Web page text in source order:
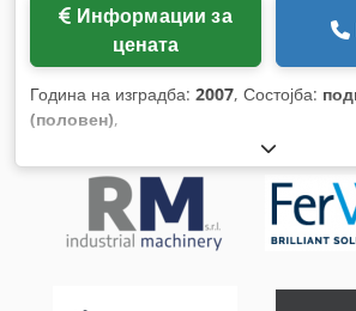
цената
Година на изградба: 2007, Состојба:
(половен),